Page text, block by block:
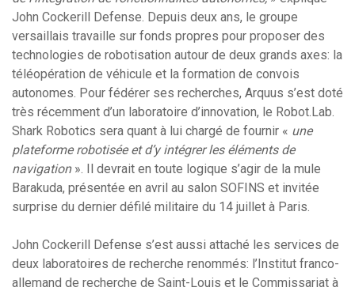
John Cockerill Defense. Depuis deux ans, le groupe
versaillais travaille sur fonds propres pour proposer des
technologies de robotisation autour de deux grands axes: la
téléopération de véhicule et la formation de convois
autonomes. Pour fédérer ses recherches, Arquus s’est doté
très récemment d’un laboratoire d’innovation, le Robot.Lab.
Shark Robotics sera quant à lui chargé de fournir « une
plateforme robotisée et d’y intégrer les éléments de
navigation». Il devrait en toute logique s’agir de la mule
Barakuda, présentée en avril au salon SOFINS et invitée
surprise du dernier défilé militaire du 14 juillet à Paris.
John Cockerill Defense s’est aussi attaché les services de
deux laboratoires de recherche renommés: l’Institut franco-
allemand de recherche de Saint-Louis et le Commissariat à